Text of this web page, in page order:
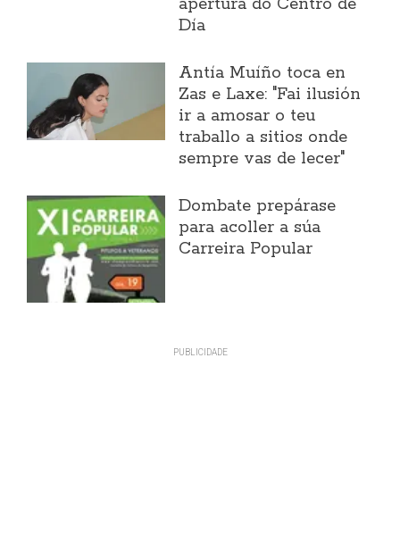
apertura do Centro de
Día
Antía Muíño toca en
Zas e Laxe: "Fai ilusión
ir a amosar o teu
traballo a sitios onde
sempre vas de lecer"
Dombate prepárase
para acoller a súa
Carreira Popular